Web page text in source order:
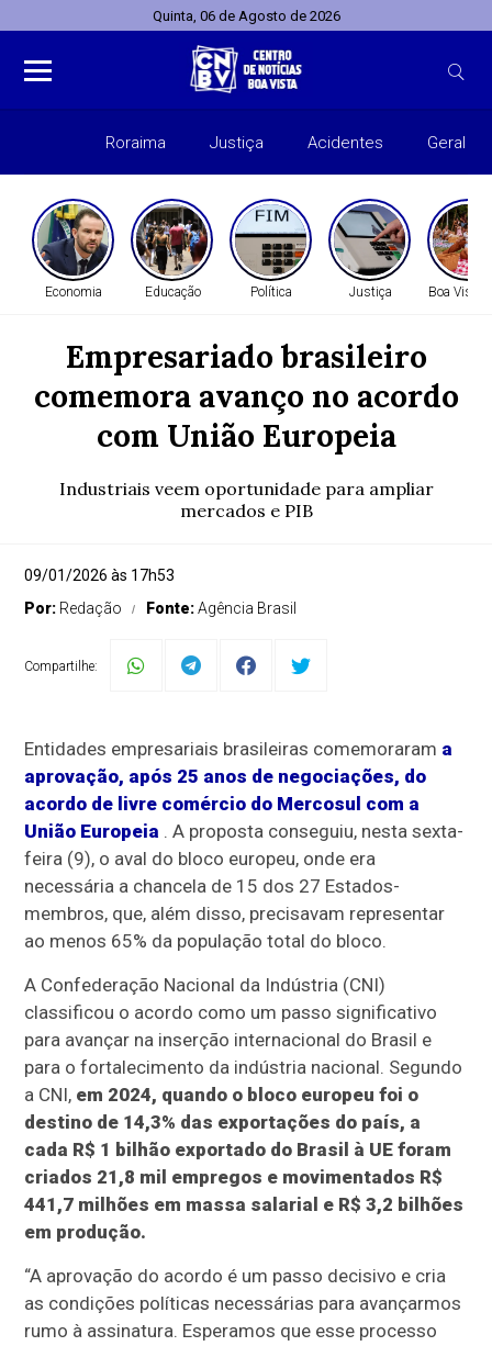
Quinta, 06 de Agosto de 2026
Roraima Justiça Acidentes Geral
Economia Educação Política Justiça Boa Vista -
Empresariado brasileiro
comemora avanço no acordo
com União Europeia
Industriais veem oportunidade para ampliar
mercados e PIB
09/01/2026 às 17h53
Por: Redação Fonte:Agência Brasil
Compartilhe:
Entidades empresariais brasileiras comemoraram a
aprovação, após 25 anos de negociações, do
acordo de livre comércio do Mercosul com a
União Europeia . A proposta conseguiu, nesta sexta-
feira (9), o aval do bloco europeu, onde era
necessária a chancela de 15 dos 27 Estados-
membros, que, além disso, precisavam representar
ao menos 65% da população total do bloco.
A Confederação Nacional da Indústria (CNI)
classificou o acordo como um passo significativo
para avançar na inserção internacional do Brasil e
para o fortalecimento da indústria nacional. Segundo
a CNI, em 2024, quando o bloco europeu foi o
destino de 14,3% das exportações do país, a
cada R$ 1 bilhão exportado do Brasil à UE foram
criados 21,8 mil empregos e movimentados R$
441,7 milhões em massa salarial e R$ 3,2 bilhões
em produção.
“A aprovação do acordo é um passo decisivo e cria
as condições políticas necessárias para avançarmos
rumo à assinatura. Esperamos que esse processo